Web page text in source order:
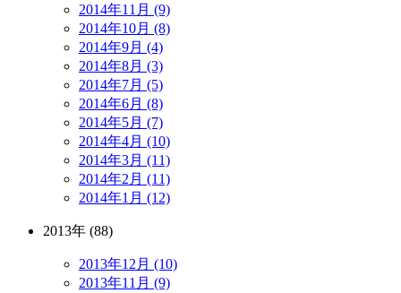
2014年11月 (9)
2014年10月 (8)
2014年9月 (4)
2014年8月 (3)
2014年7月 (5)
2014年6月 (8)
2014年5月 (7)
2014年4月 (10)
2014年3月 (11)
2014年2月 (11)
2014年1月 (12)
2013年 (88)
2013年12月 (10)
2013年11月 (9)